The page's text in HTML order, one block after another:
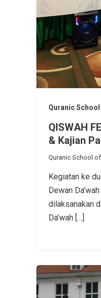
Quranic School
QISWAH
& Kajian
Quranic School
Kegiatan ke
Dewan
dilaksanakan
Da’wah […]